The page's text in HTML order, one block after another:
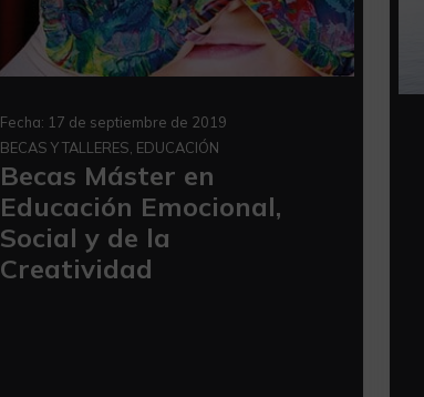
Fecha: 17 de septiembre de 2019
BECAS Y TALLERES, EDUCACIÓN
Becas Máster en
Educación Emocional,
Social y de la
Creatividad